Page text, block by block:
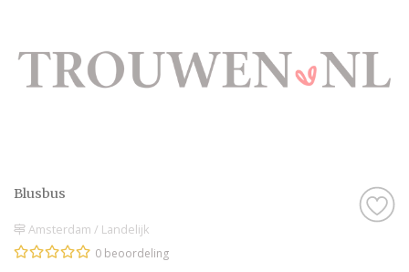
Blusbus
Amsterdam / Landelijk
0 beoordeling